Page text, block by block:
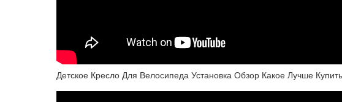
Детское Кресло Для Велосипеда Установка Обзор Какое Лучше